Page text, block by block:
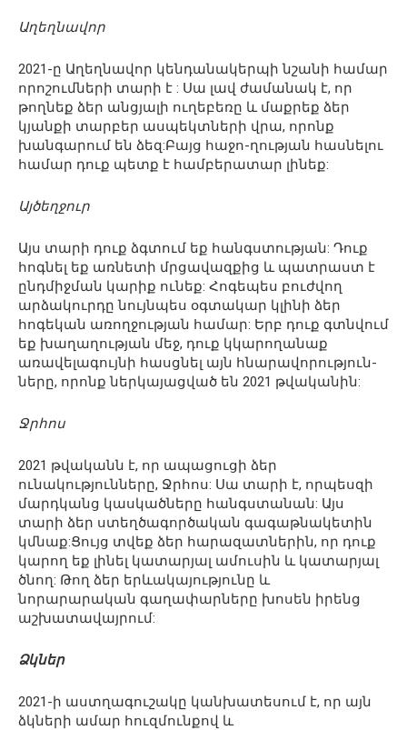
Աղեղնավոր
2021-ը Աղեղնավոր կենդանակերպի նշանի համար
որոշումների տարի է : Սա լավ ժամանակ է, որ
թողնեք ձեր անցյալի ուղեբեռը և մաքրեք ձեր
կյանքի տարբեր ասպեկտների վրա, որոնք
խանգարում են ձեզ:Բայց հաջո-ղության հասնելու
համար դուք պետք է համբերատար լինեք:
Այծեղջուր
Այս տարի դուք ձգտում եք հանգստության: Դուք
հոգնել եք առնետի մրցավազքից և պատրաստ է
ընդմիջման կարիք ունեք: Հոգեպես բուժվող
արձակուրդը նույնպես օգտակար կլինի ձեր
հոգեկան առողջության համար: Երբ դուք գտնվում
եք խաղաղության մեջ, դուք կկարողանաք
առավելագույնի հասցնել այն հնարավորություն-
ները, որոնք ներկայացված են 2021 թվականին:
Ջրհոս
2021 թվականն է, որ ապացուցի ձեր
ունակությունները, Ջրհոս: Սա տարի է, որպեսզի
մարդկանց կասկածները հանգստանան: Այս
տարի ձեր ստեղծագործական գագաթնակետին
կմնաք:Ցույց տվեք ձեր հարազատներին, որ դուք
կարող եք լինել կատարյալ ամուսին և կատարյալ
ծնող: Թող ձեր երևակայությունը և
նորարարական գաղափարները խոսեն իրենց
աշխատավայրում:
Ձկներ
2021-ի աստղագուշակը կանխատեսում է, որ այն
ձկների ամար հուզմունքով և